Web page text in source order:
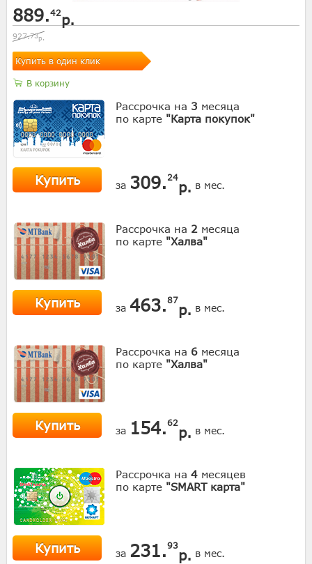
889.42р.
927.73р.
Купить в один клик
В корзину
Рассрочка на 3 месяца
по карте "Карта покупок"
Купить за 309. 24
р. в мес.
Рассрочка на 2 месяца
по карте "Халва"
Купить за 463.87
р. в мес.
Рассрочка на 6 месяца
по карте "Халва"
Купить за 154.62
р. в мес.
Рассрочка на 4 месяцев
по карте "SMART карта"
Купить за 231.93
р. в мес.